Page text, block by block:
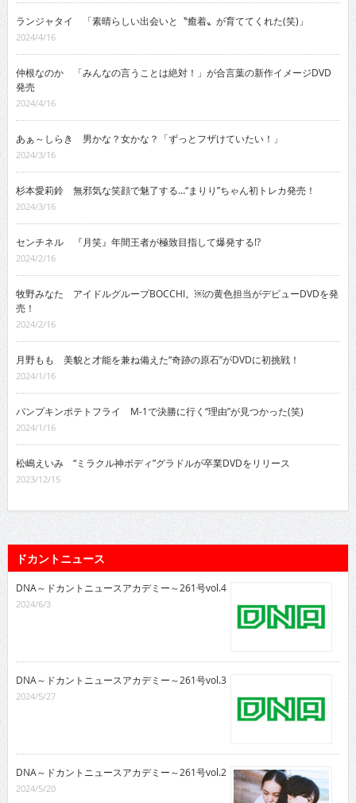
ランジャタイ 「素晴らしい出会いと〝癒着〟が育ててくれた(笑)」
2024/4/16
仲根なのか 「みんなの言うことは絶対！」が合言葉の新作イメージDVD
発売
2024/4/16
あぁ～しらき 男かな？女かな？「ずっとフザけていたい！」
2024/3/16
杉本愛莉鈴 無邪気な笑顔で魅了する…“まりり”ちゃん初トレカ発売！
2024/3/16
センチネル 『月笑』年間王者が極致目指して爆発する!?
2024/2/16
牧野みなた アイドルグループBOCCHI。￼の黄色担当がデビューDVDを発
売！
2024/2/16
月野もも 美貌と才能を兼ね備えた“奇跡の原石”がDVDに初挑戦！
2024/1/16
パンプキンポテトフライ M-1で決勝に行く“理由”が見つかった(笑)
2024/1/16
松嶋えいみ “ミラクル神ボディ”グラドルが卒業DVDをリリース
2023/12/15
ドカントニュース
DNA～ドカントニュースアカデミー～261号vol.4
2024/6/3
DNA～ドカントニュースアカデミー～261号vol.3
2024/5/27
DNA～ドカントニュースアカデミー～261号vol.2
2024/5/20